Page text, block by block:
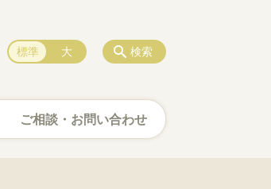
ご相談・お問い合わせ
検索
標準 大